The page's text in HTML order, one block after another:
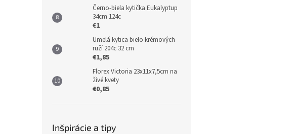
Černo-biela kytička Eukalyptup
34cm 124c
€1
Umelá kytica bielo krémových
ruží 204c 32 cm
€1,85
Florex Victoria 23x11x7,5cm na
živé kvety
€0,85
Inšpirácie a tipy